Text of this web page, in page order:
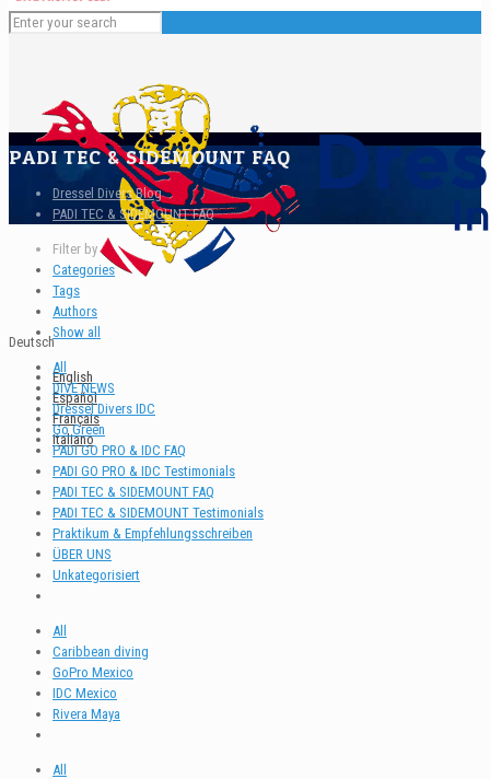
Deutsch
English
Español
Français
Italiano
PADI TEC & SIDEMOUNT FAQ
Dressel Divers Blog
PADI TEC & SIDEMOUNT FAQ
Filter by
Categories
Tags
Authors
Show all
All
DIVE NEWS
Dressel Divers IDC
Go Green
PADI GO PRO & IDC FAQ
PADI GO PRO & IDC Testimonials
PADI TEC & SIDEMOUNT FAQ
PADI TEC & SIDEMOUNT Testimonials
Praktikum & Empfehlungsschreiben
ÜBER UNS
Unkategorisiert
All
Caribbean diving
GoPro Mexico
IDC Mexico
Rivera Maya
All